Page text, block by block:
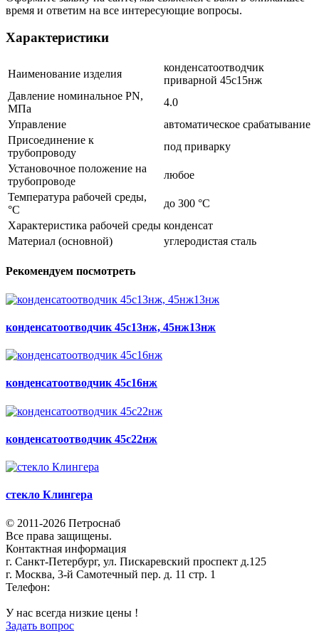
время и ответим на все интересующие вопросы.
Характеристики
Наименование изделия
конденсатоотводчик
приварной 45с15нж
Давление номинальное PN,
МПа
4.0
Управление
автоматическое срабатывание
Присоединение к
трубопроводу
под приварку
Установочное положение на
трубопроводе
любое
Температура рабочей среды,
°С
до 300 °С
Характеристика рабочей среды конденсат
Материал (основной)
углеродистая сталь
Рекомендуем посмотреть
конденсатоотводчик 45с13нж, 45нж13нж
конденсатоотводчик 45с16нж
конденсатоотводчик 45с22нж
стекло Клингера
© 2011-2026 Петроснаб
Все права защищены.
Контактная информация
г. Санкт-Петербург, ул. Пискаревский проспект д.125
г. Москва, 3-й Самотечный пер. д. 11 стр. 1
Телефон:
У нас всегда низкие цены !
Задать вопрос